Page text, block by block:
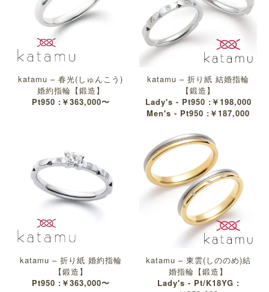
katamu – 春光(しゅんこう)
婚約指輪【鍛造】
Pt950 :￥363,000〜
katamu – 折り紙 結婚指輪
【鍛造】
Lady's - Pt950 :￥198,000
Men's - Pt950 :￥187,000
katamu – 折り紙 婚約指輪
【鍛造】
Pt950 :￥363,000〜
katamu – 東雲(しののめ)結
婚指輪【鍛造】
Lady's - Pt/K18YG :